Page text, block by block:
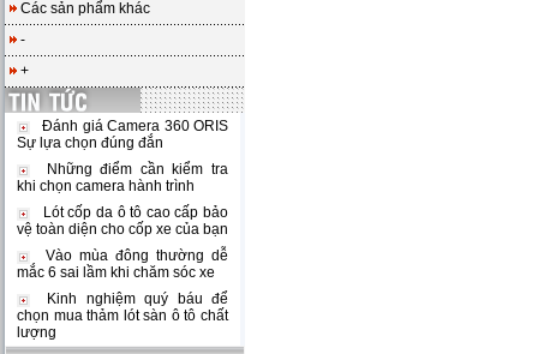
Các sản phẩm khác
-
+
Đánh giá Camera 360 ORIS
Sự lựa chọn đúng đắn
Những điểm cần kiểm tra
khi chọn camera hành trình
Lót cốp da ô tô cao cấp bảo
vệ toàn diện cho cốp xe của bạn
Vào mùa đông thường dễ
mắc 6 sai lầm khi chăm sóc xe
Kinh nghiệm quý báu để
chọn mua thảm lót sàn ô tô chất
lượng